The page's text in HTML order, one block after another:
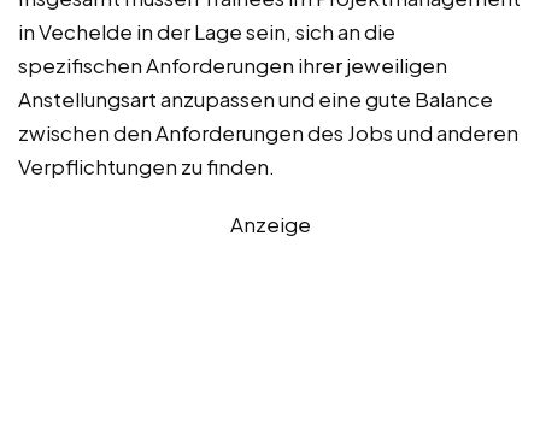
in Vechelde in der Lage sein, sich an die
spezifischen Anforderungen ihrer jeweiligen
Anstellungsart anzupassen und eine gute Balance
zwischen den Anforderungen des Jobs und anderen
Verpflichtungen zu finden.
Anzeige